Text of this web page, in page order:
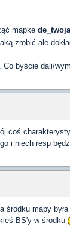
mapke
zrobić ale
byście dali/
coś
i niech resp
środku mapy
BS'y w środku